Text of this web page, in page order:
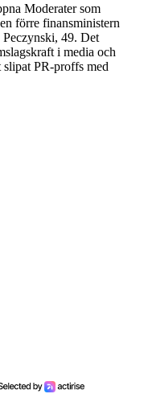
Moderater som
förre finansministern
49. Det
i media och
slipat PR-proffs med